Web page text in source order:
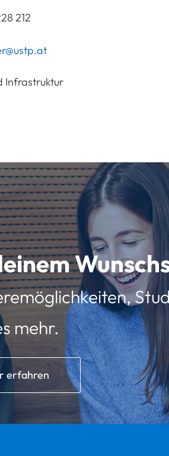
212
Infrastruktur
mehr.
erfahren